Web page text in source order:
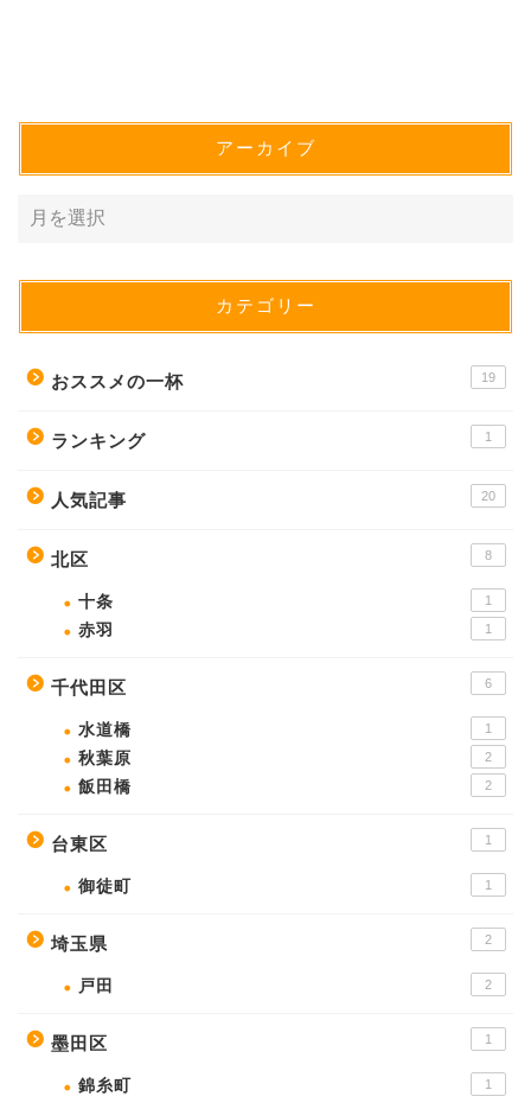
アーカイブ
カテゴリー
おススメの一杯 19
ランキング 1
人気記事 20
北区 8
十条 1
赤羽 1
千代田区 6
水道橋 1
秋葉原 2
飯田橋 2
台東区 1
御徒町 1
埼玉県 2
戸田 2
墨田区 1
錦糸町 1